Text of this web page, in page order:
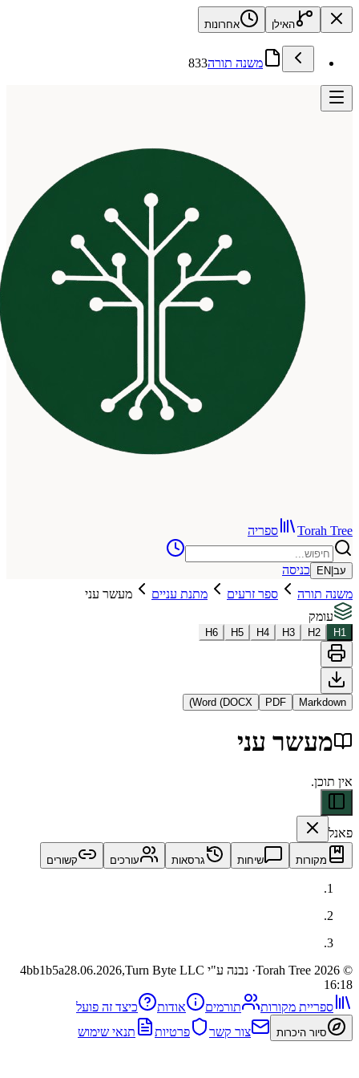
האילן אחרונות
משנה תורה833
ספריה
כניסה
ספר זרעים מתנת עניים
מעשר עני
H3
H4
H5
H6
PDF
Word (DOCX)
עני
שיחות גרסאות עורכים קשורים
· נבנה ע"י Turn Byte LLC 4bb1b5a28.06.2026,
מקורות תורמים אודות כיצד זה פועל
היכרות צור קשר פרטיות תנאי שימוש